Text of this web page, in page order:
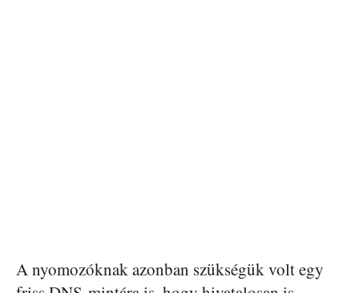
A nyomozóknak azonban szükségük volt egy